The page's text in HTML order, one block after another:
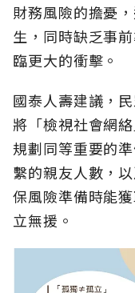
財務風險的擔憂
生，同時缺乏事
臨更大的衝擊。
國泰人壽建議，
將「檢視社會網
規劃同等重要的
繫的親友人數，
保風險準備時能
立無援。